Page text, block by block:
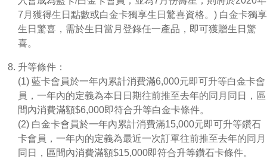
7月獲得生日點數或白金卡獨享生日驚喜資格。) 白金卡獨享
生日驚喜，需於生日當月登錄任一產品，即可獲贈生日驚
喜。
升等條件：
(1) 藍卡會員於一年內累計消費滿6,000元即可升等白金卡會
員，一年內的定義為本日日期往前推至去年的同月同日，區
間內消費滿額$6,000即符合升等白金卡條件。
(2) 白金卡會員於一年內累計消費滿15,000元即可升等鑽石
卡會員，一年內的定義為最近一次訂單往前推至去年的同月
同日，區間內消費滿額$15,000即符合升等鑽石卡條件。